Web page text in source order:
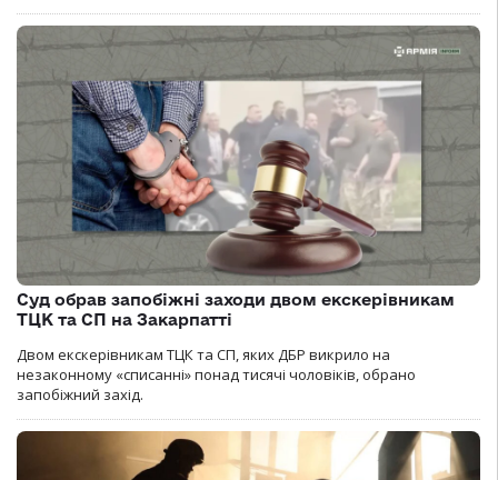
Суд обрав запобіжні заходи двом екскерівникам
ТЦК та СП на Закарпатті
Двом екскерівникам ТЦК та СП, яких ДБР викрило на
незаконному «списанні» понад тисячі чоловіків, обрано
запобіжний захід.